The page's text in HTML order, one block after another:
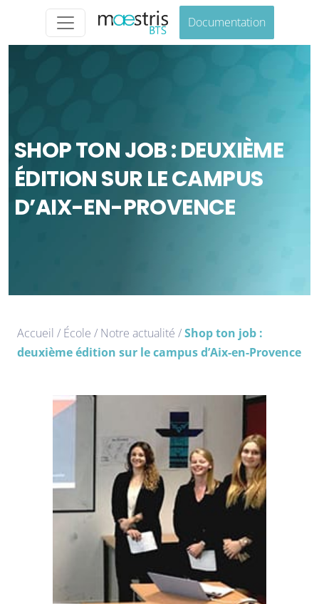
Documentation
SHOP TON JOB : DEUXIÈME
ÉDITION SUR LE CAMPUS
D’AIX-EN-PROVENCE
Accueil / École / Notre actualité /Shop ton job :
deuxième édition sur le campus d’Aix-en-Provence